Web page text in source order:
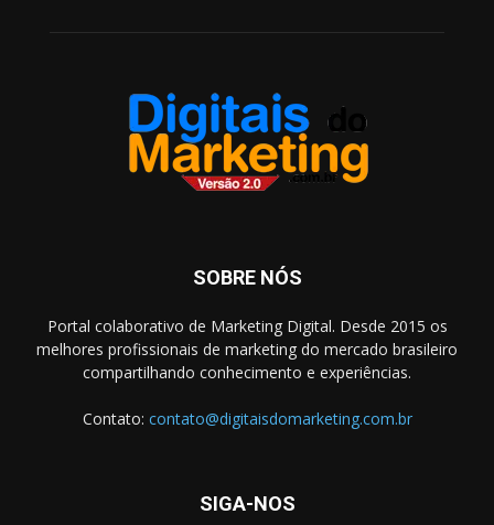
SOBRE NÓS
Portal colaborativo de Marketing Digital. Desde 2015 os
melhores profissionais de marketing do mercado brasileiro
compartilhando conhecimento e experiências.
Contato: contato@digitaisdomarketing.com.br
SIGA-NOS